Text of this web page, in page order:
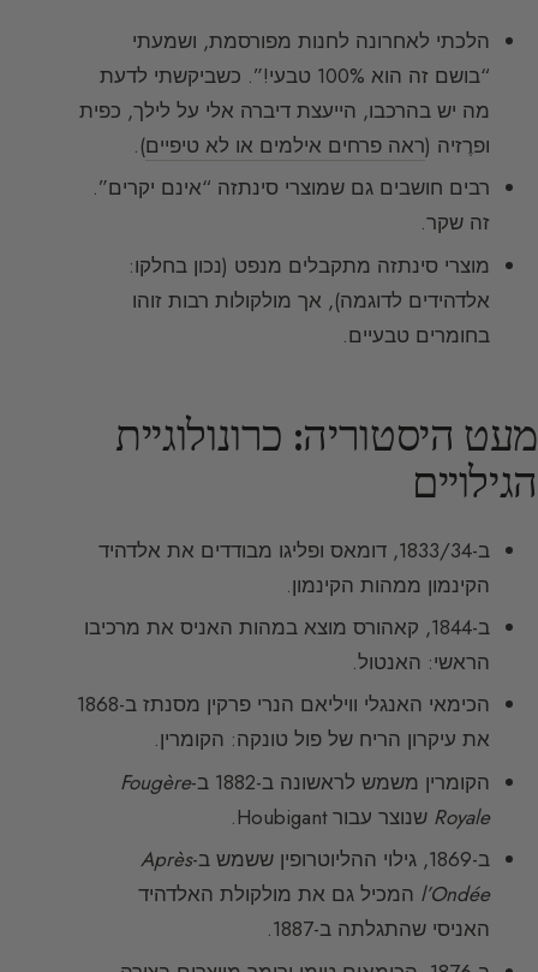
הלכתי לאחרונה לחנות מפורסמת, ושמעתי
“בושם זה הוא 100% טבעי!”. כשביקשתי לדעת
מה יש בהרכבו, הייעצת דיברה אלי על לילך, כפית
ופרֶזיה (ראה פרחים אילמים או לא טיפיים).
רבים חושבים גם שמוצרי סינתזה “אינם יקרים”.
זה שקר.
מוצרי סינתזה מתקבלים מנפט (נכון בחלקו:
אלדהידים לדוגמה), אך מולקולות רבות זוהו
בחומרים טבעיים.
מעט היסטוריה: כרונולוגיית
הגילויים
ב-1833/34, דומאס ופליגו מבודדים את אלדהיד
הקינמון ממהות הקינמון.
ב-1844, קאהורס מוצא במהות האניס את מרכיבו
הראשי: האנטול.
הכימאי האנגלי וויליאם הנרי פרקין מסנתז ב-1868
את עיקרון הריח של פול טונקה: הקומרין.
הקומרין משמש לראשונה ב-1882 ב-
Fougère
Royale שנוצר עבור Houbigant.
ב-1869, גילוי ההליוטרופין ששמש ב-
Après
l’Ondée המכיל גם את מולקולת האלדהיד
האניסי שהתגלתה ב-1887.